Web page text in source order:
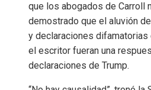
que los abogados de Carroll
demostrado que el aluvión
y declaraciones difamatorias
el escritor fueran una
declaraciones de Trump.